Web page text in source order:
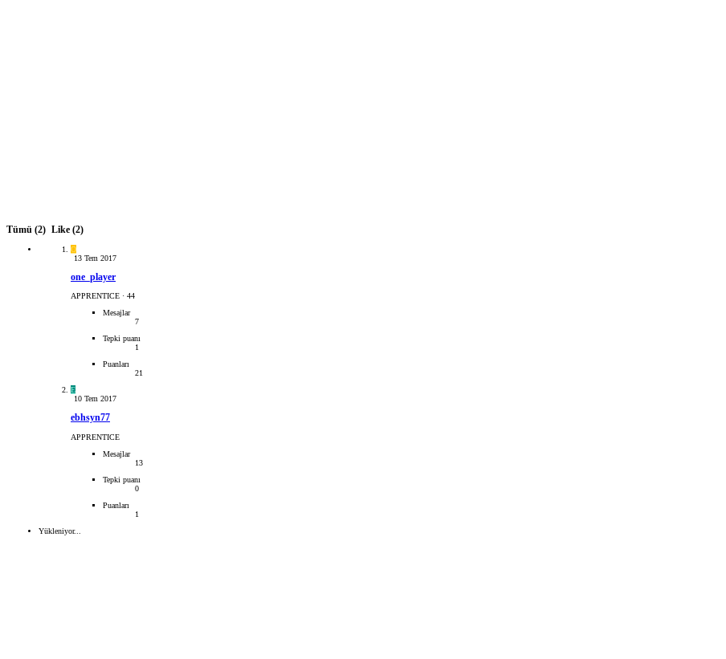
Tümü (2) Like (2)
O
13 Tem 2017
one_player
APPRENTICE · 44
Mesajlar
7
Tepki puanı
1
Puanları
21
E
10 Tem 2017
ebhsyn77
APPRENTICE
Mesajlar
13
Tepki puanı
0
Puanları
1
Yükleniyor...